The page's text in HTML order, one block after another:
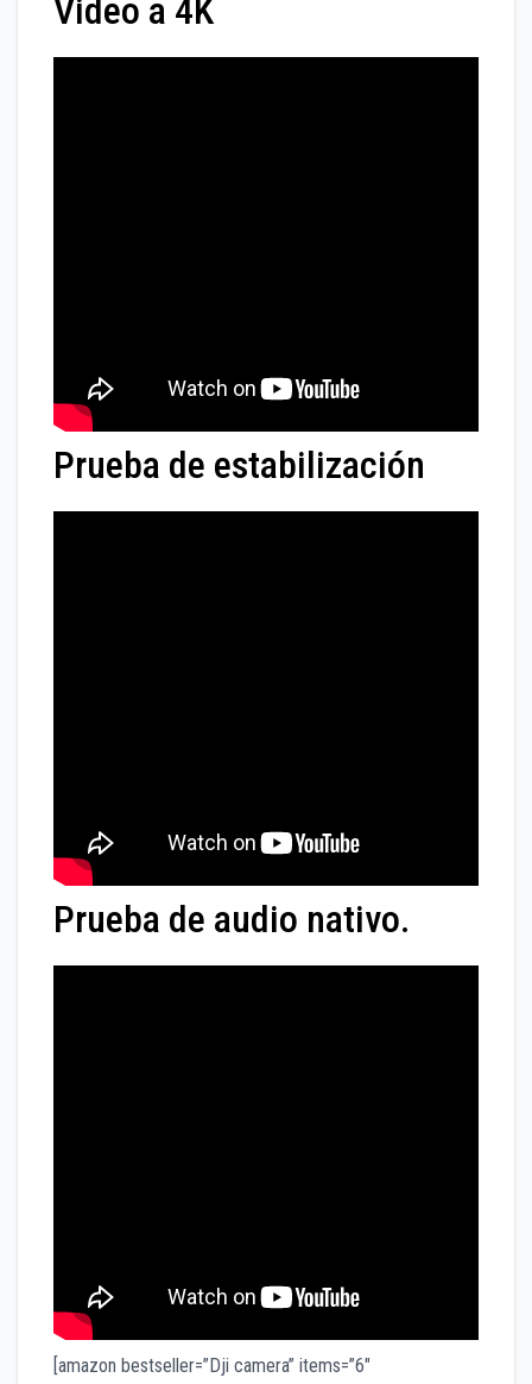
Video a 4K
Prueba de estabilización
Prueba de audio nativo.
[amazon bestseller=”Dji camera” items=”6″